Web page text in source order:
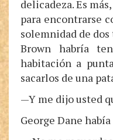
delicadeza. Es
para encontrarse
solemnidad de
Brown habría
habitación a
sacarlos de una
—Y me dijo usted
George Dane